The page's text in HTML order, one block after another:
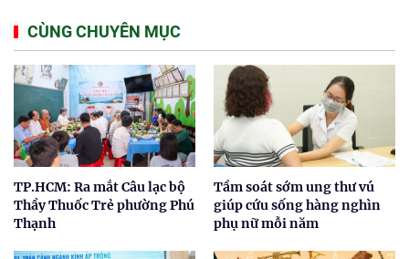
CÙNG CHUYÊN MỤC
TP.HCM: Ra mắt Câu lạc bộ
Thầy Thuốc Trẻ phường Phú
Thạnh
Tầm soát sớm ung thư vú
giúp cứu sống hàng nghìn
phụ nữ mỗi năm